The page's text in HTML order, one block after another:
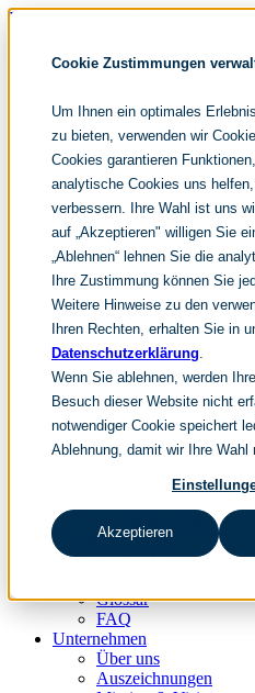
Cookie Zustimmungen
Um Ihnen ein optimales
zu bieten, verwenden wir
Cookies garantieren
analytische Cookies uns
verbessern. Ihre Wahl ist uns
auf „Akzeptieren" willigen Sie
„Ablehnen“ lehnen Sie die
Ihre Zustimmung können Sie
Weitere Hinweise zu den
Ihren Rechten, erhalten Sie in
Datenschutzerklärung.
Wenn Sie ablehnen, werden
Besuch dieser Website nicht
notwendiger Cookie speichert
Ablehnung, damit wir Ihre Wahl
Akzeptieren
Navigation überspringen
noventum
IT & Management Consulting
People & Culture
DE
EN
Navigation überspringen
Home
Archiv
Redaktion
Suchen
hier tippen und enter
Navigation überspringen
Home
Leistungen
it & management
people & culture
Wissen & Events
nc360° Magazin
Glossar
FAQ
Unternehmen
Über uns
Auszeichnungen